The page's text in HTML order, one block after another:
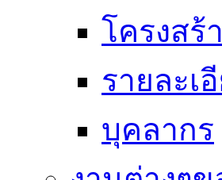
โครงสร้
รายละเ
บุคลากร